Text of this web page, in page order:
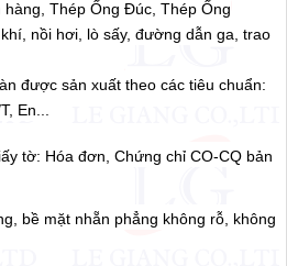
Thép Ống Đúc, Thép Ống
nồi hơi, lò sấy, đường dẫn ga, trao
được sản xuất theo các tiêu chuẩn:
En...
tờ: Hóa đơn, Chứng chỉ CO-CQ bản
bề mặt nhẵn phẳng không rỗ, không